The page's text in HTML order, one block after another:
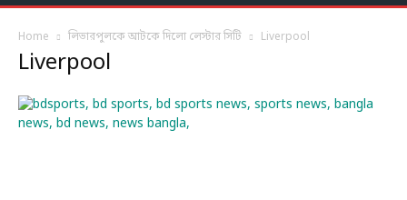
Home লিভারপুলকে আটকে দিলো লেস্টার সিটি Liverpool
Liverpool